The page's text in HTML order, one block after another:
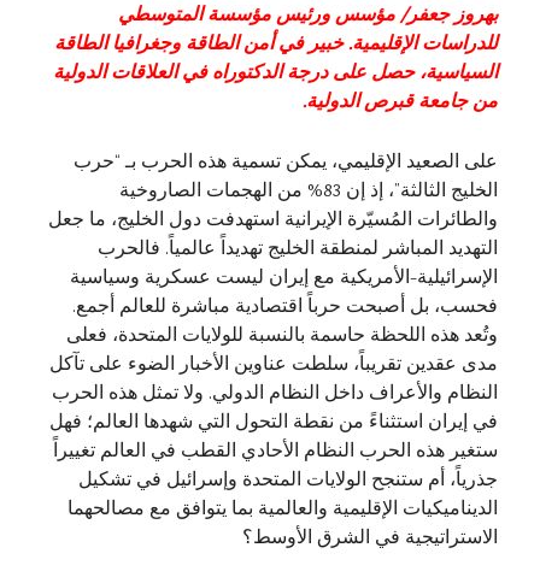
بهروز جعفر/مؤسس ورئيس مؤسسة المتوسطي
للدراسات الإقليمية. خبير في أمن الطاقة وجغرافيا الطاقة
السياسية، حصل على درجة الدكتوراه في العلاقات الدولية
من جامعة قبرص الدولية.
على الصعيد الإقليمي، يمكن تسمية هذه الحرب بـ “حرب
الخليج الثالثة”، إذ إن 83% من الهجمات الصاروخية
والطائرات المُسيّرة الإيرانية استهدفت دول الخليج، ما جعل
التهديد المباشر لمنطقة الخليج تهديداً عالمياً. فالحرب
الإسرائيلية-الأمريكية مع إيران ليست عسكرية وسياسية
فحسب، بل أصبحت حرباً اقتصادية مباشرة للعالم أجمع.
وتُعد هذه اللحظة حاسمة بالنسبة للولايات المتحدة، فعلى
مدى عقدين تقريباً، سلطت عناوين الأخبار الضوء على تآكل
النظام والأعراف داخل النظام الدولي. ولا تمثل هذه الحرب
في إيران استثناءً من نقطة التحول التي شهدها العالم؛ فهل
ستغير هذه الحرب النظام الأحادي القطب في العالم تغييراً
جذرياً، أم ستنجح الولايات المتحدة وإسرائيل في تشكيل
الديناميكيات الإقليمية والعالمية بما يتوافق مع مصالحهما
الاستراتيجية في الشرق الأوسط؟